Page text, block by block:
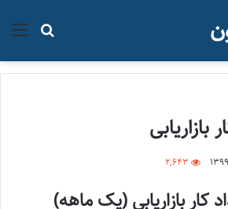
جستجو
بازاریابی
2,643
کار بازاریابی (یک ماهه)